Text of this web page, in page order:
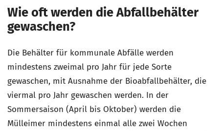
Wie oft werden die Abfallbehälter
gewaschen?
Die Behälter für kommunale Abfälle werden
mindestens zweimal pro Jahr für jede Sorte
gewaschen, mit Ausnahme der Bioabfallbehälter, die
viermal pro Jahr gewaschen werden. In der
Sommersaison (April bis Oktober) werden die
Mülleimer mindestens einmal alle zwei Wochen